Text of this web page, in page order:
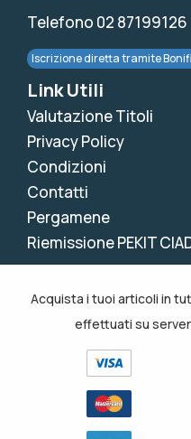
Telefono 02 87199126
Iscrizione diretta tramite
Link Utili
Valutazione Titoli
Privacy Policy
Condizioni
Contatti
Pergamene
Riemissione PEKIT
Acquista i tuoi articoli in
effettuati su server